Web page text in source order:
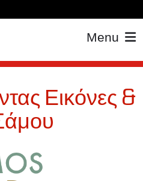
Menu
Εικόνες &